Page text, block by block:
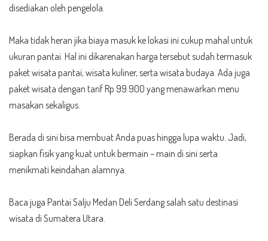
disediakan oleh pengelola.
Maka tidak heran jika biaya masuk ke lokasi ini cukup mahal untuk
ukuran pantai. Hal ini dikarenakan harga tersebut sudah termasuk
paket wisata pantai, wisata kuliner, serta wisata budaya. Ada juga
paket wisata dengan tarif Rp 99.900 yang menawarkan menu
masakan sekaligus.
Berada di sini bisa membuat Anda puas hingga lupa waktu. Jadi,
siapkan fisik yang kuat untuk bermain – main di sini serta
menikmati keindahan alamnya.
Baca juga Pantai Salju Medan Deli Serdangsalah satu destinasi
wisata di Sumatera Utara.